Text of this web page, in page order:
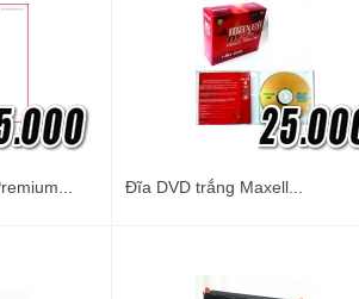
Đĩa DVD trắng Maxell...